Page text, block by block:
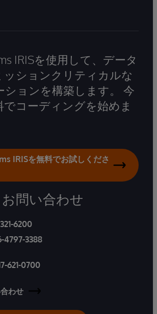
IRISを使用して、データ
ッションクリティカルな
ションを構築します。 今
でコーディングを始めま
IRISを無料でお試しくださ
お問い合わせ
6200
4797-3388
621-0700
わせ